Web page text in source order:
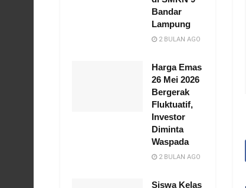
Bandar
Lampung
2 BULAN AGO
Harga Emas
26 Mei 2026
Bergerak
Fluktuatif,
Investor
Diminta
Waspada
2 BULAN AGO
Siswa Kelas